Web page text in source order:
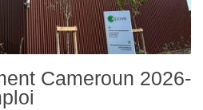
Cameroun 2026-